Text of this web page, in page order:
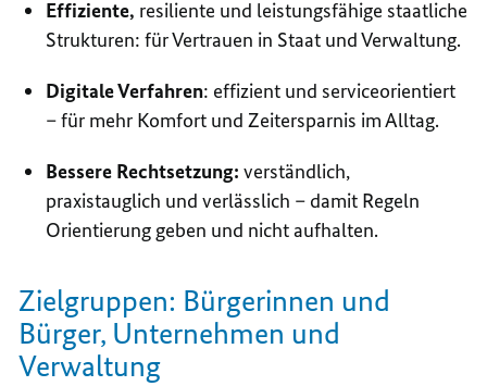
Effiziente, resiliente und leistungsfähige staatliche
Strukturen: für Vertrauen in Staat und Verwaltung.
Digitale Verfahren: effizient und serviceorientiert
– für mehr Komfort und Zeitersparnis im Alltag.
Bessere Rechtsetzung: verständlich,
praxistauglich und verlässlich – damit Regeln
Orientierung geben und nicht aufhalten.
Zielgruppen: Bürgerinnen und
Bürger, Unternehmen und
Verwaltung